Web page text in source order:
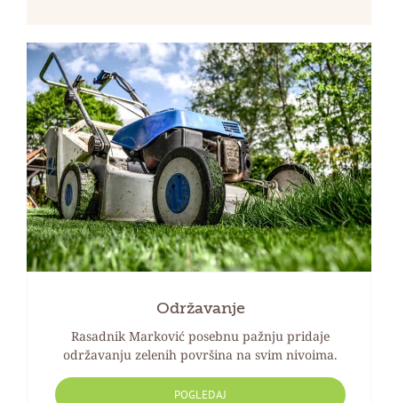
Održavanje
Rasadnik Marković posebnu pažnju pridaje
održavanju zelenih površina na svim nivoima.
POGLEDAJ